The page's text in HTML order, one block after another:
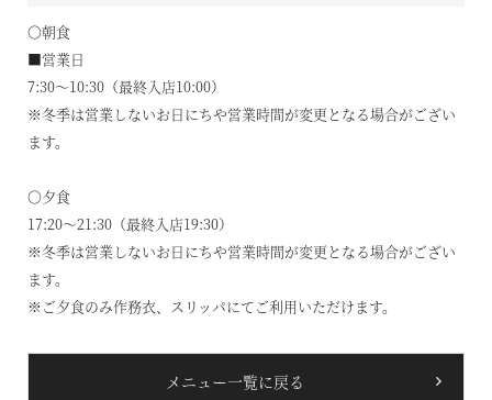
〇朝食
■営業日
7:30～10:30（最終入店10:00）
※冬季は営業しないお日にちや営業時間が変更となる場合がござい
ます。
〇夕食
17:20～21:30（最終入店19:30）
※冬季は営業しないお日にちや営業時間が変更となる場合がござい
ます。
※ご夕食のみ作務衣、スリッパにてご利用いただけます。
メニュー一覧に戻る
オンライン予約はこちら
お電話でのご予約はこちら
法人予約（代行）はこちら